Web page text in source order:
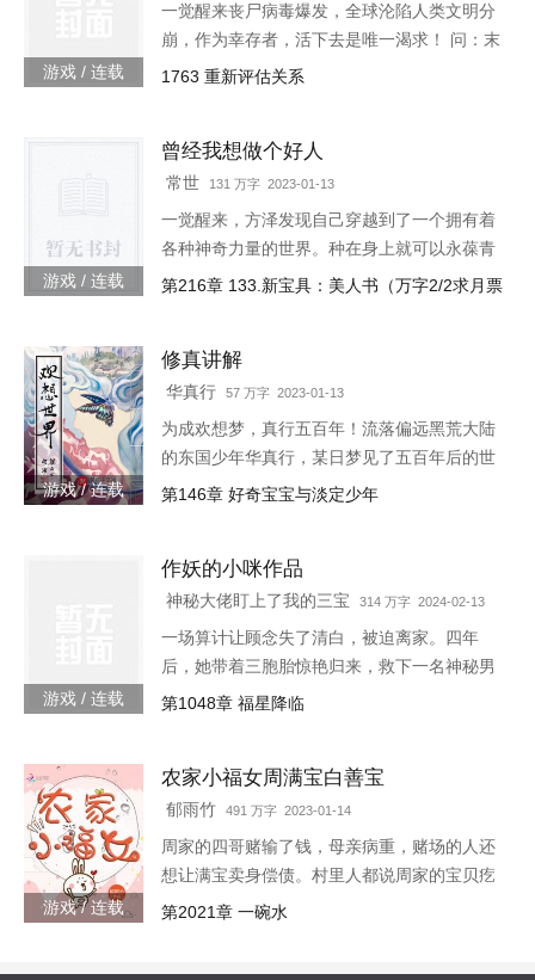
游戏 / 连载
一觉醒来丧尸病毒爆发，全球沦陷人类文明分
崩，作为幸存者，活下去是唯一渴求！ 问：末
世怎样才能活下去？答：首先要狠！【非重
1763 重新评估关系
游戏 / 连载
曾经我想做个好人
常世 131 万字 2023-01-13
一觉醒来，方泽发现自己穿越到了一个拥有着
各种神奇力量的世界。种在身上就可以永葆青
春的蘑菇每分一个分身就会智商下降实力提升
第216章 133.新宝具：美人书（万字2/2求月票
游戏 / 连载
修真讲解
华真行 57 万字 2023-01-13
为成欢想梦，真行五百年！流落偏远黑荒大陆
的东国少年华真行，某日梦见了五百年后的世
界。在那个世界上，很多国度与部族甚至已消
第146章 好奇宝宝与淡定少年
游戏 / 连载
作妖的小咪作品
神秘大佬盯上了我的三宝 314 万字 2024-02-13
一场算计让顾念失了清白，被迫离家。四年
后，她带着三胞胎惊艳归来，救下一名神秘男
子。她认为救人是医生天职，却不料男子缠着
鉴定，“乖，我是你们的亲爹。”顾念抚额，带
着三胞胎就跑路……外界传闻，商界霸主陆寒
沉被一个单亲妈妈缠上了，坐等顾念被甩。殊
不知霸总每晚都在哄：“乖，都怀上二胎...
第1048章 福星降临
游戏 / 连载
农家小福女周满宝白善宝
郁雨竹 491 万字 2023-01-14
周家的四哥赌输了钱，母亲病重，赌场的人还
想让满宝卖身偿债。村里人都说周家的宝贝疙
瘩好日子到头了，老娘也握着满宝的小手哭唧
第2021章 一碗水